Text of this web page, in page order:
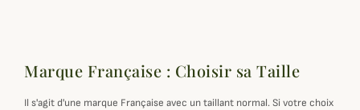
Marque Française : Choisir sa Taille
Il s'agit d'une marque Française avec un taillant normal. Si votre choix